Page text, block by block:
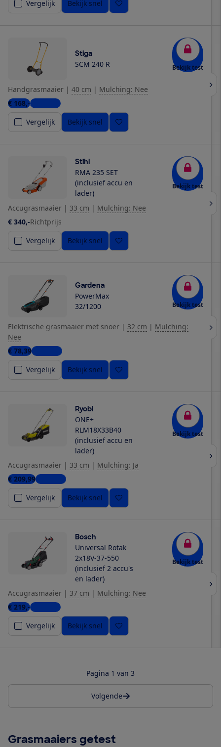
Vergelijk Bekijk snel
Stiga
SCM 240 R Bekijk test
Handgrasmaaier | 40 cm | Mulching: Nee
€ 168,-2 winkels
Vergelijk
Bekijk snel
Stihl
RMA 235 SET
(inclusief accu en
lader)
Bekijk test
Accugrasmaaier | 33 cm | Mulching: Nee
€ 340,-Richtprijs
Vergelijk
Bekijk snel
Gardena
PowerMax
32/1200
Bekijk test
Elektrische grasmaaier met snoer | 32 cm | Mulching:
Nee
€ 78,397 winkels
Vergelijk
Bekijk snel
Ryobi
ONE+
RLM18X33B40
(inclusief accu en
lader)
Bekijk test
Accugrasmaaier | 33 cm | Mulching: Ja
€ 209,993 winkels
Vergelijk
Bekijk snel
Bosch
Universal Rotak
2x18V-37-550
(inclusief 2 accu's
en lader)
Bekijk test
Accugrasmaaier | 37 cm | Mulching: Nee
€ 219,-5 winkels
Vergelijk
Bekijk snel
Pagina 1 van 3
Volgende
Grasmaaiers getest